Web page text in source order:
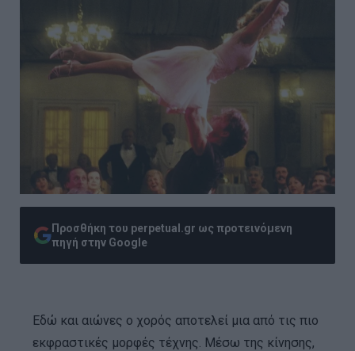
Προσθήκη του perpetual.gr ως προτεινόμενη
πηγή στην Google
Εδώ και αιώνες ο χορός αποτελεί μια από τις πιο
εκφραστικές μορφές τέχνης. Μέσω της κίνησης,